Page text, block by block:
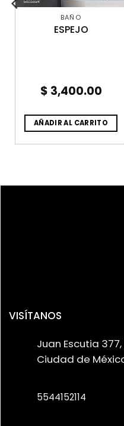
BAÑO
ESPEJO
$ 3,400.00
AÑADIR AL CARRITO
VISÍTANOS
Juan Escutia
Ciudad de
5544152114